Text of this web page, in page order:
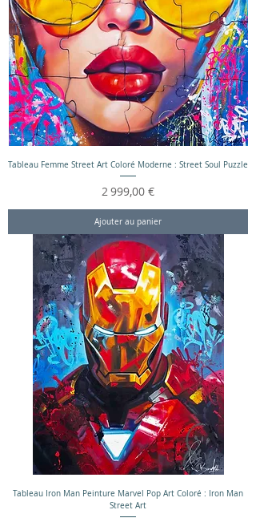
Tableau Femme Street Art Coloré Moderne : Street Soul Puzzle
Prix
2 999,00 €
Ajouter au panier
Tableau Iron Man Peinture Marvel Pop Art Coloré : Iron Man
Street Art